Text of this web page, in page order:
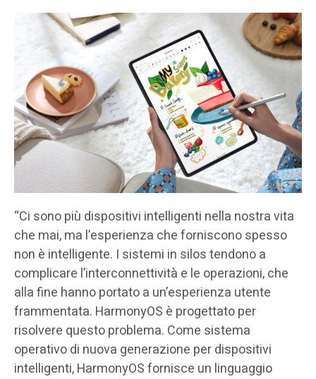
“Ci sono più dispositivi intelligenti nella nostra vita
che mai, ma l’esperienza che forniscono spesso
non è intelligente. I sistemi in silos tendono a
complicare l’interconnettività e le operazioni, che
alla fine hanno portato a un’esperienza utente
frammentata. HarmonyOS è progettato per
risolvere questo problema. Come sistema
operativo di nuova generazione per dispositivi
intelligenti, HarmonyOS fornisce un linguaggio